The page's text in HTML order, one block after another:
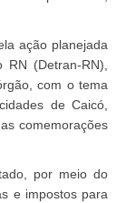
ação planejada
RN (Detran-RN),
com o tema
de Caicó,
comemorações
por meio do
e impostos para